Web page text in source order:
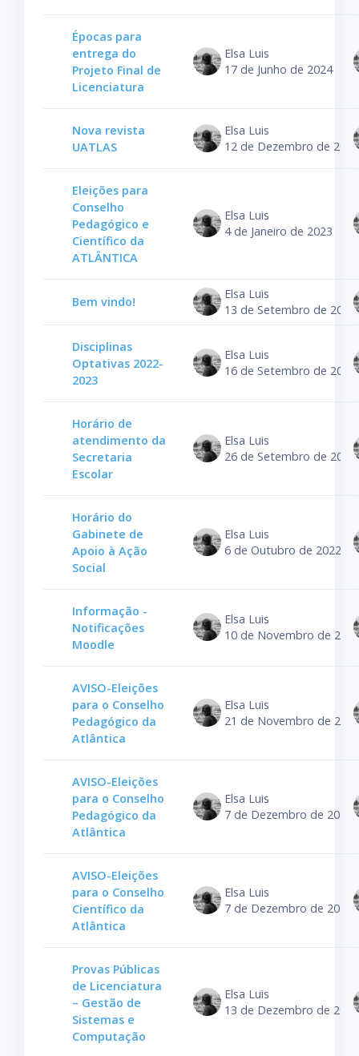
Épocas para
entrega do
Projeto Final de
Licenciatura
Elsa Luis
17 de Junho de 2024
Nova revista
UATLAS
Elsa Luis
12 de Dezembro de 2023
Eleições para
Conselho
Pedagógico e
Científico da
ATLÂNTICA
Elsa Luis
4 de Janeiro de 2023
Bem vindo!
Elsa Luis
13 de Setembro de 2022
Disciplinas
Optativas 2022-
2023
Elsa Luis
16 de Setembro de 2022
Horário de
atendimento da
Secretaria
Escolar
Elsa Luis
26 de Setembro de 2022
Horário do
Gabinete de
Apoio à Ação
Social
Elsa Luis
6 de Outubro de 2022
Informação -
Notificações
Moodle
Elsa Luis
10 de Novembro de 2022
AVISO-Eleições
para o Conselho
Pedagógico da
Atlântica
Elsa Luis
21 de Novembro de 2022
AVISO-Eleições
para o Conselho
Pedagógico da
Atlântica
Elsa Luis
7 de Dezembro de 2022
AVISO-Eleições
para o Conselho
Científico da
Atlântica
Elsa Luis
7 de Dezembro de 2022
Provas Públicas
de Licenciatura
– Gestão de
Sistemas e
Computação
Elsa Luis
13 de Dezembro de 2022